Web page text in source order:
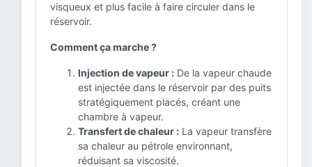
visqueux et plus facile à faire circuler dans le
réservoir.
Comment ça marche ?
Injection de vapeur : De la vapeur chaude
est injectée dans le réservoir par des puits
stratégiquement placés, créant une
chambre à vapeur.
Transfert de chaleur : La vapeur transfère
sa chaleur au pétrole environnant,
réduisant sa viscosité.